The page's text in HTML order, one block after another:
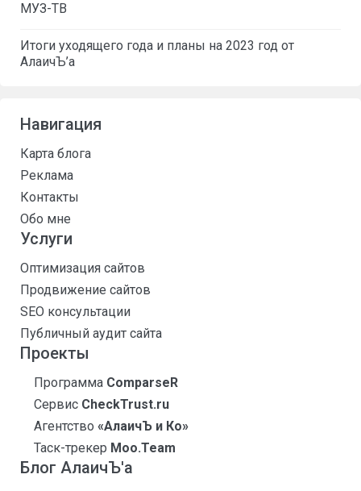
МУЗ-ТВ
Итоги уходящего года и планы на 2023 год от
АлаичЪ’а
Навигация
Карта блога
Реклама
Контакты
Обо мне
Услуги
Оптимизация сайтов
Продвижение сайтов
SEO консультации
Публичный аудит сайта
Проекты
Программа ComparseR
Сервис CheckTrust.ru
Агентство «АлаичЪ и Ко»
Таск-трекер Moo.Team
Блог АлаичЪ'а